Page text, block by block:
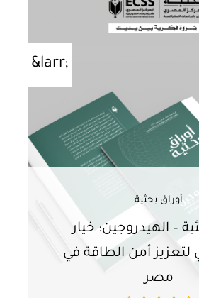
أوراق بحثية
– الهيدروجين: خيار
لتعزيز أمن الطاقة في
مصر